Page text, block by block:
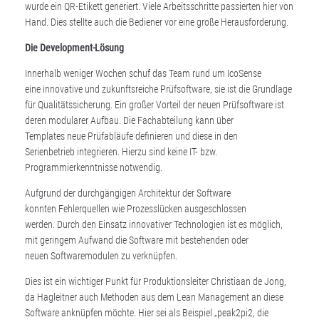
wurde ein QR-Etikett generiert. Viele Arbeitsschritte passierten hier von
Hand. Dies stellte auch die Bediener vor eine große Herausforderung.
Die Development-Lösung
Innerhalb weniger Wochen schuf das Team rund um IcoSense
eine innovative und zukunftsreiche Prüfsoftware, sie ist die Grundlage
für Qualitätssicherung. Ein großer Vorteil der neuen Prüfsoftware ist
deren modularer Aufbau. Die Fachabteilung kann über
Templates neue Prüfabläufe definieren und diese in den
Serienbetrieb integrieren. Hierzu sind keine IT- bzw.
Programmierkenntnisse notwendig.
Aufgrund der durchgängigen Architektur der Software
konnten Fehlerquellen wie Prozesslücken ausgeschlossen
werden. Durch den Einsatz innovativer Technologien ist es möglich,
mit geringem Aufwand die Software mit bestehenden oder
neuen Softwaremodulen zu verknüpfen.
Dies ist ein wichtiger Punkt für Produktionsleiter Christiaan de Jong,
da Hagleitner auch Methoden aus dem Lean Management an diese
Software anknüpfen möchte. Hier sei als Beispiel „peak2pi2, die